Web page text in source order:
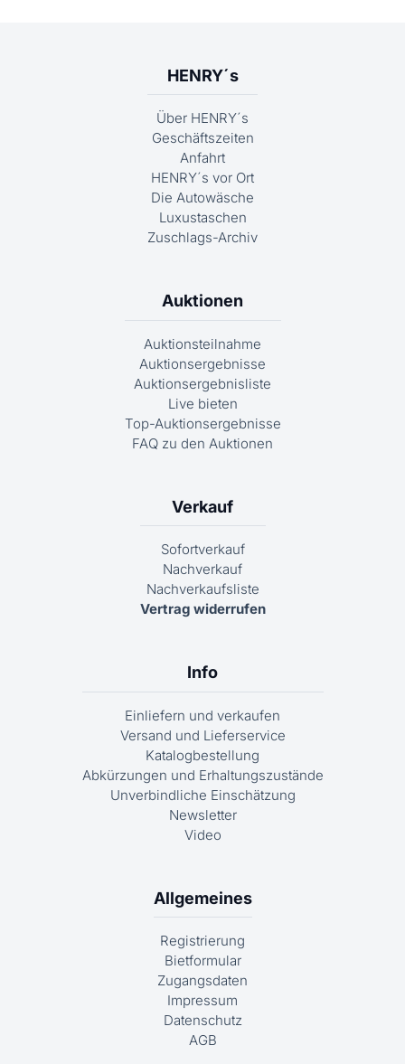
HENRY´s
Über HENRY´s
Geschäftszeiten
Anfahrt
HENRY´s vor Ort
Die Autowäsche
Luxustaschen
Zuschlags-Archiv
Auktionen
Auktionsteilnahme
Auktionsergebnisse
Auktionsergebnisliste
Live bieten
Top-Auktionsergebnisse
FAQ zu den Auktionen
Verkauf
Sofortverkauf
Nachverkauf
Nachverkaufsliste
Vertrag widerrufen
Info
Einliefern und verkaufen
Versand und Lieferservice
Katalogbestellung
Abkürzungen und Erhaltungszustände
Unverbindliche Einschätzung
Newsletter
Video
Allgemeines
Registrierung
Bietformular
Zugangsdaten
Impressum
Datenschutz
AGB